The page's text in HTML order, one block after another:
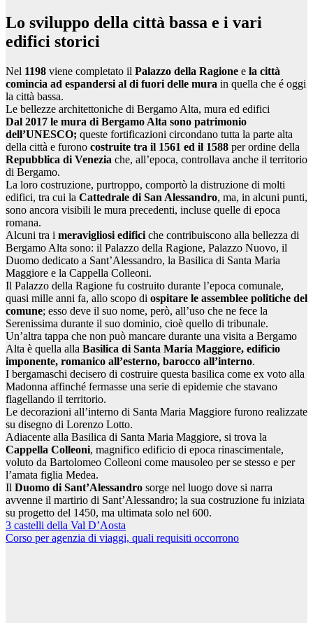
Lo sviluppo della città bassa e i vari
edifici storici
Nel 1198 viene completato il Palazzo della Ragione e la città
comincia ad espandersi al di fuori delle mura in quella che é oggi
la città bassa.
Le bellezze architettoniche di Bergamo Alta, mura ed edifici
Dal 2017 le mura di Bergamo Alta sono patrimonio
dell’UNESCO; queste fortificazioni circondano tutta la parte alta
della città e furono costruite tra il 1561 ed il 1588 per ordine della
Repubblica di Venezia che, all’epoca, controllava anche il territorio
di Bergamo.
La loro costruzione, purtroppo, comportò la distruzione di molti
edifici, tra cui la Cattedrale di San Alessandro, ma, in alcuni punti,
sono ancora visibili le mura precedenti, incluse quelle di epoca
romana.
Alcuni tra i meravigliosi edifici che contribuiscono alla bellezza di
Bergamo Alta sono: il Palazzo della Ragione, Palazzo Nuovo, il
Duomo dedicato a Sant’Alessandro, la Basilica di Santa Maria
Maggiore e la Cappella Colleoni.
Il Palazzo della Ragione fu costruito durante l’epoca comunale,
quasi mille anni fa, allo scopo di ospitare le assemblee politiche del
comune; esso deve il suo nome, però, all’uso che ne fece la
Serenissima durante il suo dominio, cioè quello di tribunale.
Un’altra tappa che non può mancare durante una visita a Bergamo
Alta è quella alla Basilica di Santa Maria Maggiore, edificio
imponente, romanico all’esterno, barocco all’interno.
I bergamaschi decisero di costruire questa basilica come ex voto alla
Madonna affinché fermasse una serie di epidemie che stavano
flagellando il territorio.
Le decorazioni all’interno di Santa Maria Maggiore furono realizzate
su disegno di Lorenzo Lotto.
Adiacente alla Basilica di Santa Maria Maggiore, si trova la
Cappella Colleoni, magnifico edificio di epoca rinascimentale,
voluto da Bartolomeo Colleoni come mausoleo per se stesso e per
l’amata figlia Medea.
Il Duomo di Sant’Alessandro sorge nel luogo dove si narra
avvenne il martirio di Sant’Alessandro; la sua costruzione fu iniziata
su progetto del 1450, ma ultimata solo nel 600.
Navigazione
articoli
3 castelli della Val D’Aosta
Corso per agenzia di viaggi, quali requisiti occorrono